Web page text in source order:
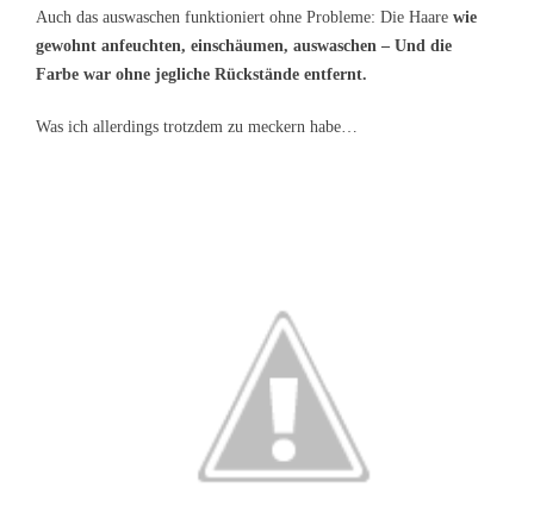
Auch das auswaschen funktioniert ohne Probleme: Die Haare wie
gewohnt anfeuchten, einschäumen, auswaschen – Und die
Farbe war ohne jegliche Rückstände entfernt.
Was ich allerdings trotzdem zu meckern habe…